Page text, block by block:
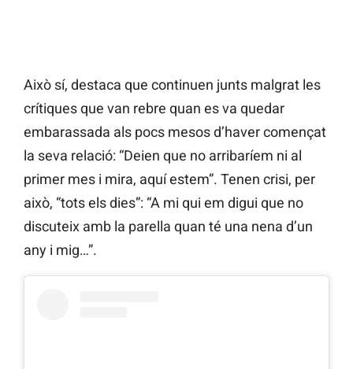
Això sí, destaca que continuen junts malgrat les
crítiques que van rebre quan es va quedar
embarassada als pocs mesos d’haver començat
la seva relació: “Deien que no arribaríem ni al
primer mes i mira, aquí estem”. Tenen crisi, per
això, “tots els dies”: “A mi qui em digui que no
discuteix amb la parella quan té una nena d’un
any i mig…”.